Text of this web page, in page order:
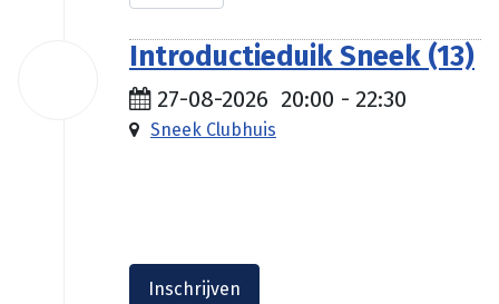
Introductieduik Sneek (13)
27-08-2026 20:00 - 22:30
Sneek Clubhuis
Inschrijven